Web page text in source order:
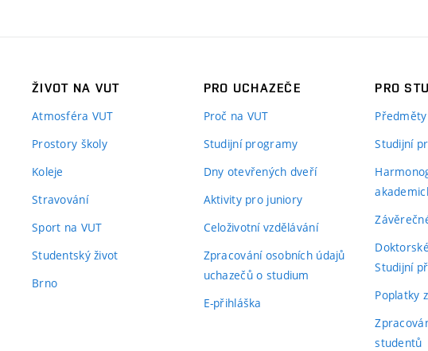
ŽIVOT NA VUT
Atmosféra VUT
Prostory školy
Koleje
Stravování
Sport na VUT
Studentský život
Brno
PRO UCHAZEČE
Proč na VUT
Studijní programy
Dny otevřených dveří
Aktivity pro juniory
Celoživotní vzdělávání
Zpracování osobních údajů
uchazečů o studium
E-přihláška
PRO
Předměty
Studijní
Studijní
Poplatky
studentů